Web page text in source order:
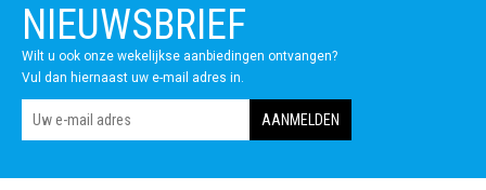
NIEUWSBRIEF
Wilt u ook onze wekelijkse aanbiedingen ontvangen?
Vul dan hiernaast uw e-mail adres in.